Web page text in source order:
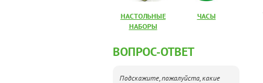
НАСТОЛЬНЫЕ
НАБОРЫ
ЧАСЫ
ВОПРОС-ОТВЕТ
Подскажите, пожалуйста, какие